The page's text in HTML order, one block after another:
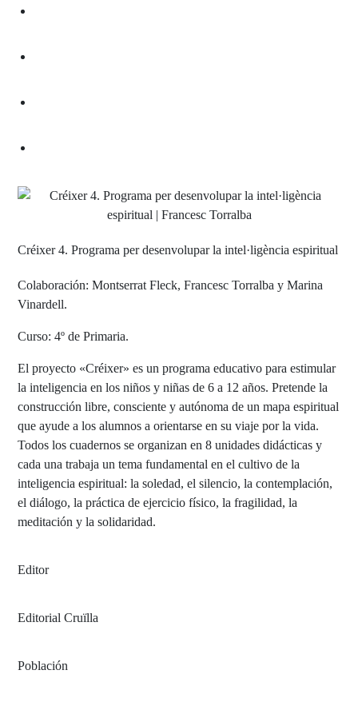
Créixer 4. Programa per desenvolupar la intel·ligència espiritual
Colaboración: Montserrat Fleck, Francesc Torralba y Marina
Vinardell.
Curso: 4º de Primaria.
El proyecto «Créixer» es un programa educativo para estimular
la inteligencia en los niños y niñas de 6 a 12 años. Pretende la
construcción libre, consciente y autónoma de un mapa espiritual
que ayude a los alumnos a orientarse en su viaje por la vida.
Todos los cuadernos se organizan en 8 unidades didácticas y
cada una trabaja un tema fundamental en el cultivo de la
inteligencia espiritual: la soledad, el silencio, la contemplación,
el diálogo, la práctica de ejercicio físico, la fragilidad, la
meditación y la solidaridad.
Editor
Editorial Cruïlla
Población